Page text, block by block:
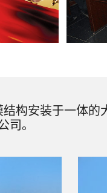
构安装于一体的
司。